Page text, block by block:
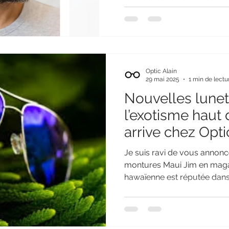
mais essentielle. C’est
MALT , que je propose en
quotidien. On y retrouve
être ext
Nouvelles
l’exotisme
arrive chez
Je suis ravi de vous
montures Maui Jim en magasin ! Cette marque
hawaïenne est réputée
Optic Alain
29 mai 2025
1 min de